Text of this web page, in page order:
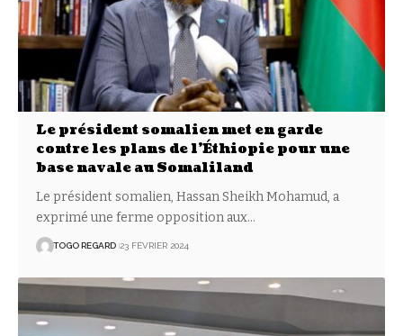
Le président somalien met en garde
contre les plans de l’Éthiopie pour une
base navale au Somaliland
Le président somalien, Hassan Sheikh Mohamud, a
exprimé une ferme opposition aux…
TOGO REGARD 23 FÉVRIER 2024